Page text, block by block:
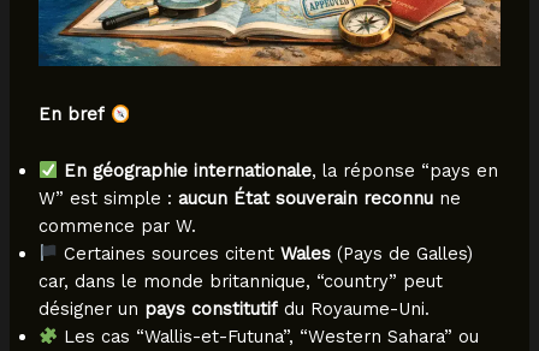
En bref
En géographie internationale, la réponse “pays en
W” est simple : aucun État souverain reconnune
commence par W.
Certaines sources citentWales (Pays de Galles)
car, dans le monde britannique, “country” peut
désigner un pays constitutifdu Royaume-Uni.
Les cas “Wallis-et-Futuna”, “Western Sahara” ou